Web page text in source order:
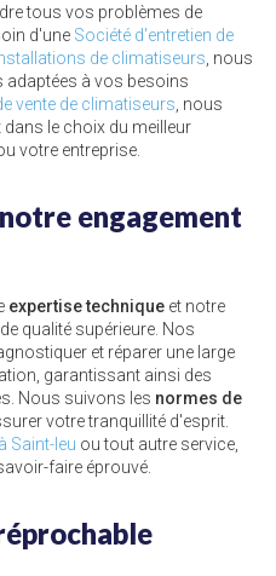
tous vos problèmes de
d'une Société d'entretien de
de climatiseurs , nous
à vos besoins
vente de climatiseurs , nous
le choix du meilleur
votre entreprise.
engagement
expertise technique et notre
qualité supérieure. Nos
et réparer une large
garantissant ainsi des
Nous suivons les normes de
votre tranquillité d'esprit.
Saint-leu ou tout autre service,
faire éprouvé.